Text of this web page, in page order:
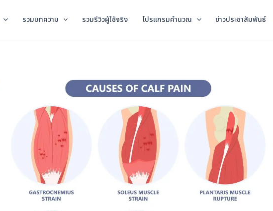
รวมบทความ รวมรีวิวผู้ใช้จริง โปรแกรมคำนวณ ข่าวประชาสัมพันธ์